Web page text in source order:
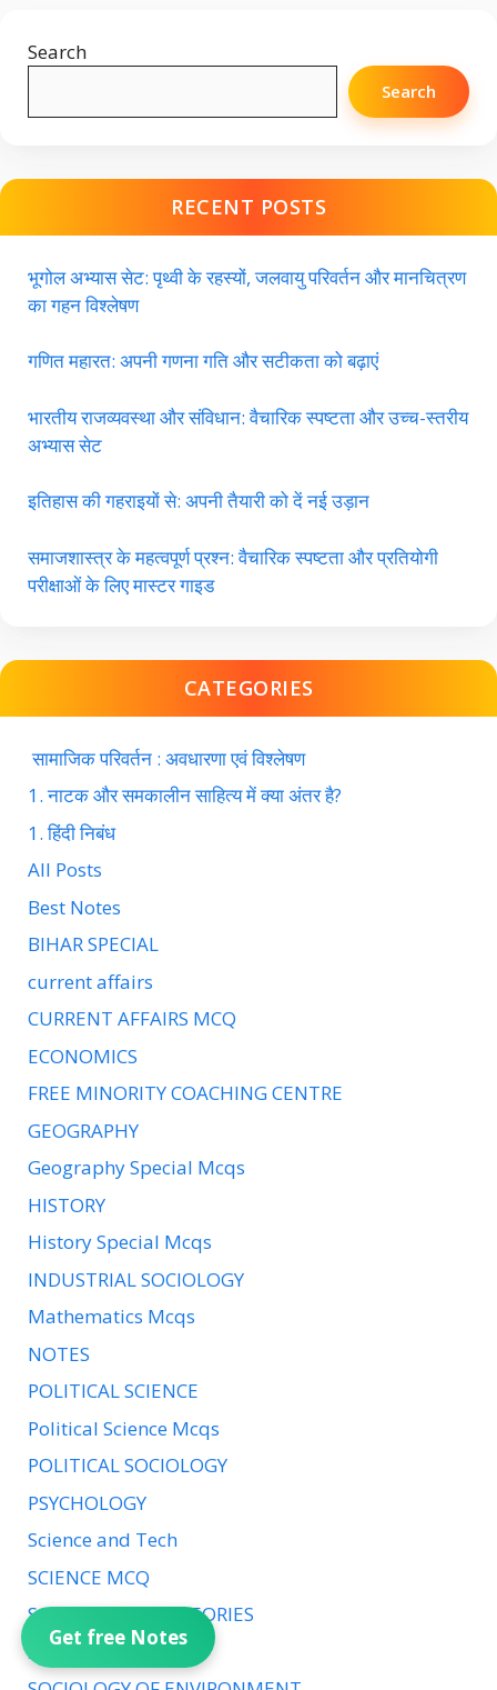
Get free Notes
Search
Search
RECENT POSTS
भूगोल अभ्यास सेट: पृथ्वी के रहस्यों, जलवायु परिवर्तन और मानचित्रण
का गहन विश्लेषण
गणित महारत: अपनी गणना गति और सटीकता को बढ़ाएं
भारतीय राजव्यवस्था और संविधान: वैचारिक स्पष्टता और उच्च-स्तरीय
अभ्यास सेट
इतिहास की गहराइयों से: अपनी तैयारी को दें नई उड़ान
समाजशास्त्र के महत्वपूर्ण प्रश्न: वैचारिक स्पष्टता और प्रतियोगी
परीक्षाओं के लिए मास्टर गाइड
CATEGORIES
सामाजिक परिवर्तन : अवधारणा एवं विश्लेषण
1. नाटक और समकालीन साहित्य में क्या अंतर है?
1. हिंदी निबंध
All Posts
Best Notes
BIHAR SPECIAL
current affairs
CURRENT AFFAIRS MCQ
ECONOMICS
FREE MINORITY COACHING CENTRE
GEOGRAPHY
Geography Special Mcqs
HISTORY
History Special Mcqs
INDUSTRIAL SOCIOLOGY
Mathematics Mcqs
NOTES
POLITICAL SCIENCE
Political Science Mcqs
POLITICAL SOCIOLOGY
PSYCHOLOGY
Science and Tech
SCIENCE MCQ
SOCIOLOGICAL THEORIES
SOCIOLOGY NOTES